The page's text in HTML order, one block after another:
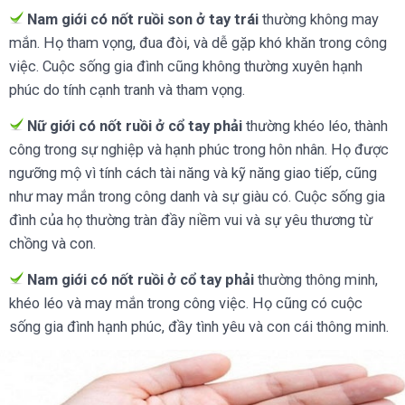
Nam giới có nốt ruồi son ở tay trái thường không may
mắn. Họ tham vọng, đua đòi, và dễ gặp khó khăn trong công
việc. Cuộc sống gia đình cũng không thường xuyên hạnh
phúc do tính cạnh tranh và tham vọng.
Nữ giới có nốt ruồi ở cổ tay phải thường khéo léo, thành
công trong sự nghiệp và hạnh phúc trong hôn nhân. Họ được
ngưỡng mộ vì tính cách tài năng và kỹ năng giao tiếp, cũng
như may mắn trong công danh và sự giàu có. Cuộc sống gia
đình của họ thường tràn đầy niềm vui và sự yêu thương từ
chồng và con.
Nam giới có nốt ruồi ở cổ tay phải thường thông minh,
khéo léo và may mắn trong công việc. Họ cũng có cuộc
sống gia đình hạnh phúc, đầy tình yêu và con cái thông minh.